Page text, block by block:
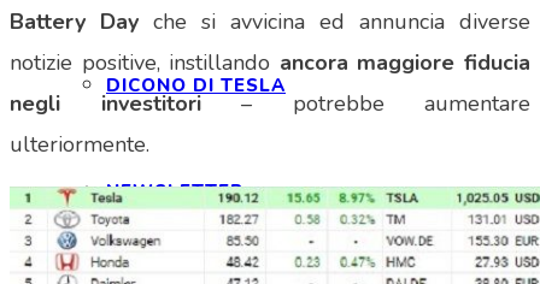
DICONO DI TESLA
NEWSLETTER
Battery Day che si avvicina ed annuncia diverse
notizie positive, instillando ancora maggiore fiducia
negli investitori– potrebbe aumentare
ulteriormente.